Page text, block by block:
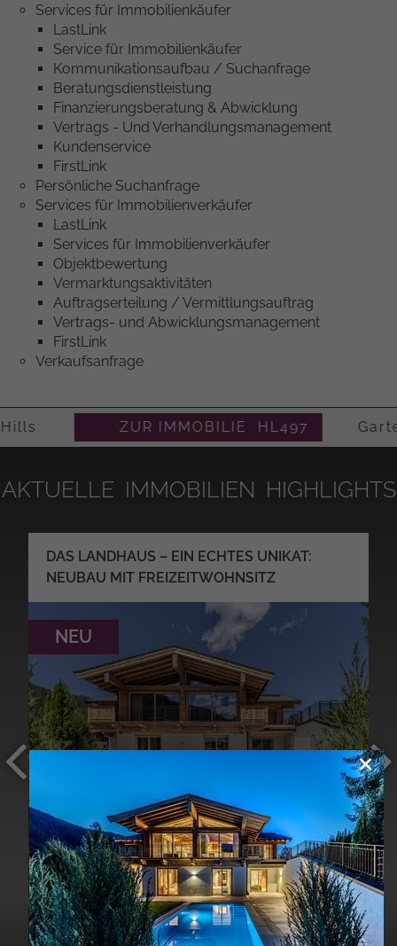
Services für Immobilienkäufer
LastLink
Service für Immobilienkäufer
Kommunikationsaufbau / Suchanfrage
Beratungsdienstleistung
Finanzierungsberatung & Abwicklung
Vertrags - Und Verhandlungsmanagement
Kundenservice
FirstLink
Persönliche Suchanfrage
Services für Immobilienverkäufer
LastLink
Services für Immobilienverkäufer
Objektbewertung
Vermarktungsaktivitäten
Auftragserteilung / Vermittlungsauftrag
Vertrags- und Abwicklungsmanagement
FirstLink
Verkaufsanfrage
Hills ZUR IMMOBILIE HL497
AKTUELLE IMMOBILIEN HIGHLIGHTS
DAS LANDHAUS – EIN ECHTES UNIKAT:
NEUBAU MIT FREIZEITWOHNSITZ
NEU
YV040
×